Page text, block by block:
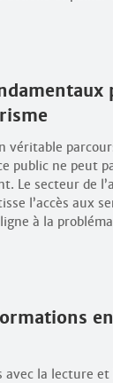
véritable
public ne peut
Le secteur de
l’accès aux
à la
la lecture et